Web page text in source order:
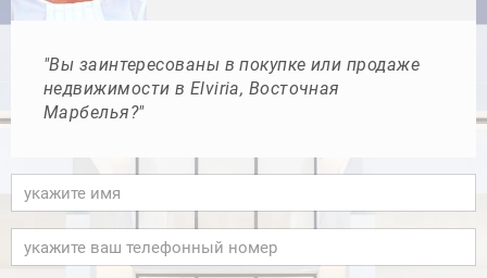
"Вы заинтересованы в покупке или продаже
недвижимости в Elviria, Восточная
Марбелья?"